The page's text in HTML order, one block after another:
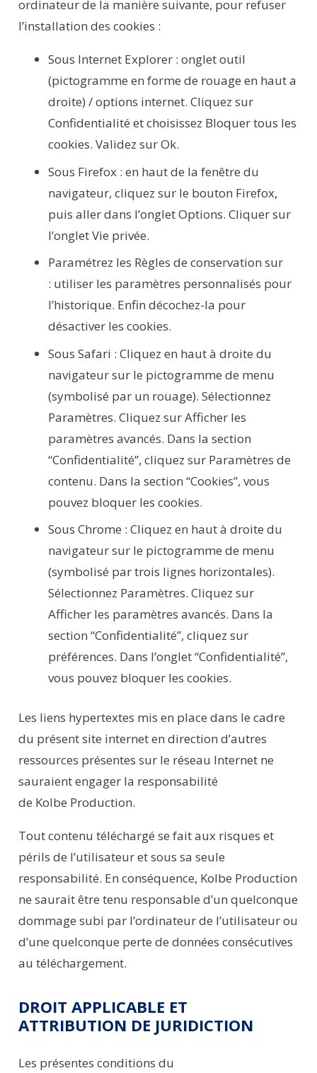
ordinateur de la manière suivante, pour refuser
l’installation des cookies :
Sous Internet Explorer : onglet outil
(pictogramme en forme de rouage en haut a
droite) / options internet. Cliquez sur
Confidentialité et choisissez Bloquer tous les
cookies. Validez sur Ok.
Sous Firefox : en haut de la fenêtre du
navigateur, cliquez sur le bouton Firefox,
puis aller dans l’onglet Options. Cliquer sur
l’onglet Vie privée.
Paramétrez les Règles de conservation sur
: utiliser les paramètres personnalisés pour
l’historique. Enfin décochez-la pour
désactiver les cookies.
Sous Safari : Cliquez en haut à droite du
navigateur sur le pictogramme de menu
(symbolisé par un rouage). Sélectionnez
Paramètres. Cliquez sur Afficher les
paramètres avancés. Dans la section
“Confidentialité”, cliquez sur Paramètres de
contenu. Dans la section “Cookies”, vous
pouvez bloquer les cookies.
Sous Chrome : Cliquez en haut à droite du
navigateur sur le pictogramme de menu
(symbolisé par trois lignes horizontales).
Sélectionnez Paramètres. Cliquez sur
Afficher les paramètres avancés. Dans la
section “Confidentialité”, cliquez sur
préférences. Dans l’onglet “Confidentialité”,
vous pouvez bloquer les cookies.
Les liens hypertextes mis en place dans le cadre
du présent site internet en direction d’autres
ressources présentes sur le réseau Internet ne
sauraient engager la responsabilité
de Kolbe Production.
Tout contenu téléchargé se fait aux risques et
périls de l’utilisateur et sous sa seule
responsabilité. En conséquence, Kolbe Production
ne saurait être tenu responsable d’un quelconque
dommage subi par l’ordinateur de l’utilisateur ou
d’une quelconque perte de données consécutives
au téléchargement.
DROIT APPLICABLE ET
ATTRIBUTION DE JURIDICTION
Les présentes conditions du